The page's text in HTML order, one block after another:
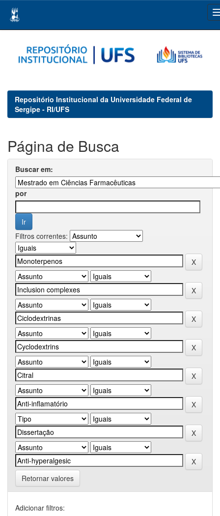
navigation
Repositório Institucional da Universidade Federal de
Sergipe - RI/UFS
Página de Busca
Buscar em:
por
Filtros correntes:
Retornar valores
Adicionar filtros: